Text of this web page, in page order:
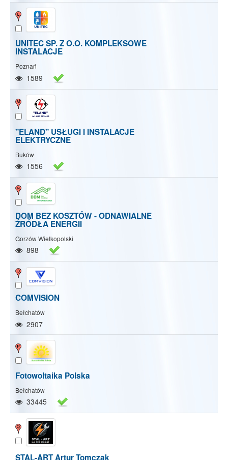
UNITEC SP. Z O.O. KOMPLEKSOWE
INSTALACJE
Poznań
1589
"ELAND" USŁUGI I INSTALACJE
ELEKTRYCZNE
Buków
1556
DOM BEZ KOSZTÓW - ODNAWIALNE
ŹRÓDŁA ENERGII
Gorzów Wielkopolski
898
COMVISION
Bełchatów
2907
Fotowoltaika Polska
Bełchatów
33445
STAL-ART Artur Tomczak